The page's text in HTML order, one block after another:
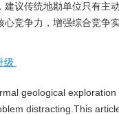
议传统地勘单位只有
竞争力，增强综合竞
级
geological
distracting.This